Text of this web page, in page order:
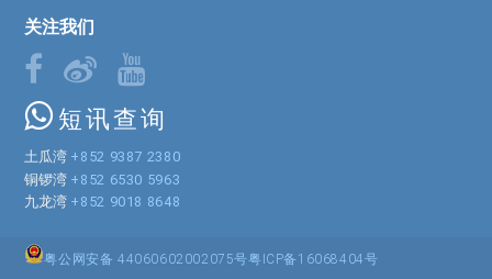
关注我们
短讯查询
土瓜湾 +852 9387 2380
铜锣湾 +852 6530 5963
九龙湾 +852 9018 8648
粤公网安备 44060602002075号粤ICP备16068404号